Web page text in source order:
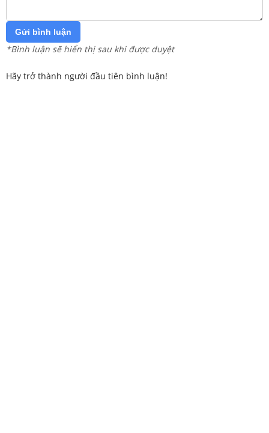
Gửi bình luận
*Bình luận sẽ hiển thị sau khi được duyệt
Hãy trở thành người đầu tiên bình luận!